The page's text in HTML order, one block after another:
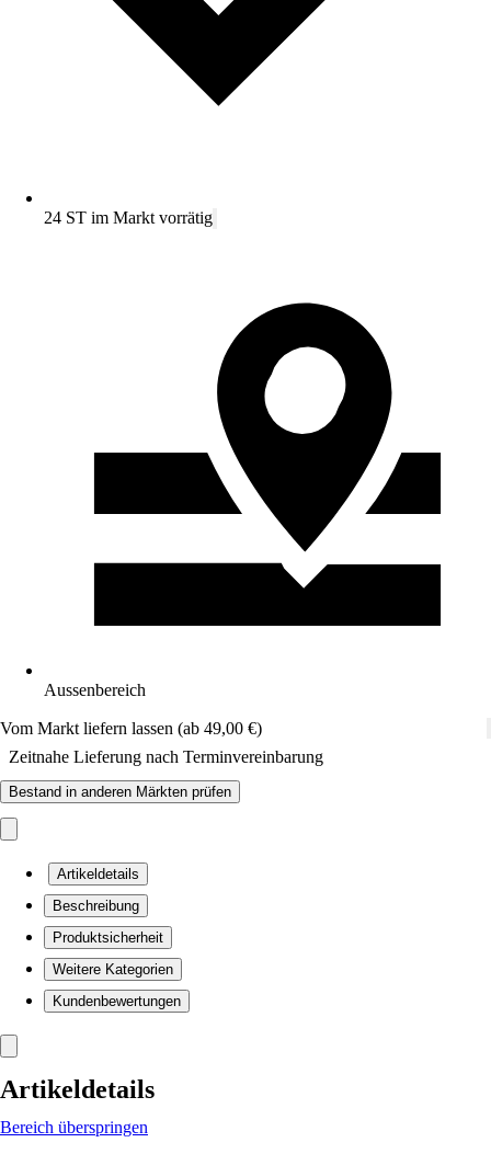
24 ST im Markt vorrätig
Aussenbereich
Vom Markt liefern lassen (ab 49,00 €)
Zeitnahe Lieferung nach Terminvereinbarung
Bestand in anderen Märkten prüfen
Artikeldetails
Beschreibung
Produktsicherheit
Weitere Kategorien
Kundenbewertungen
Artikeldetails
Bereich überspringen